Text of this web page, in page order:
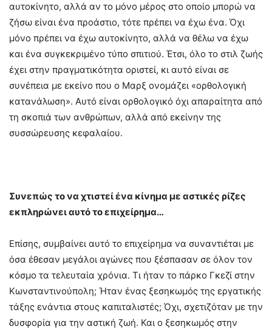
αυτοκίνητο, αλλά αν το μόνο μέρος στο οποίο μπορώ να
ζήσω είναι ένα προάστιο, τότε πρέπει να έχω ένα. Όχι
μόνο πρέπει να έχω αυτοκίνητο, αλλά να θέλω να έχω
και ένα συγκεκριμένο τύπο σπιτιού. Έτσι, όλο το στιλ ζωής
έχει στην πραγματικότητα οριστεί, κι αυτό είναι σε
συνέπεια με εκείνο που ο Μαρξ ονομάζει «ορθολογική
κατανάλωση». Αυτό είναι ορθολογικό όχι απαραίτητα από
τη σκοπιά των ανθρώπων, αλλά από εκείνην της
συσσώρευσης κεφαλαίου.
Συνεπώς το να χτιστεί ένα κίνημα με αστικές ρίζες
εκπληρώνει αυτό το επιχείρημα…
Επίσης, συμβαίνει αυτό το επιχείρημα να συναντιέται με
όσα έθεσαν μεγάλοι αγώνες που ξέσπασαν σε όλον τον
κόσμο τα τελευταία χρόνια. Τι ήταν το πάρκο Γκεζί στην
Κωνσταντινούπολη; Ήταν ένας ξεσηκωμός της εργατικής
τάξης ενάντια στους καπιταλιστές; Όχι, σχετιζόταν με την
δυσφορία για την αστική ζωή. Και ο ξεσηκωμός στην